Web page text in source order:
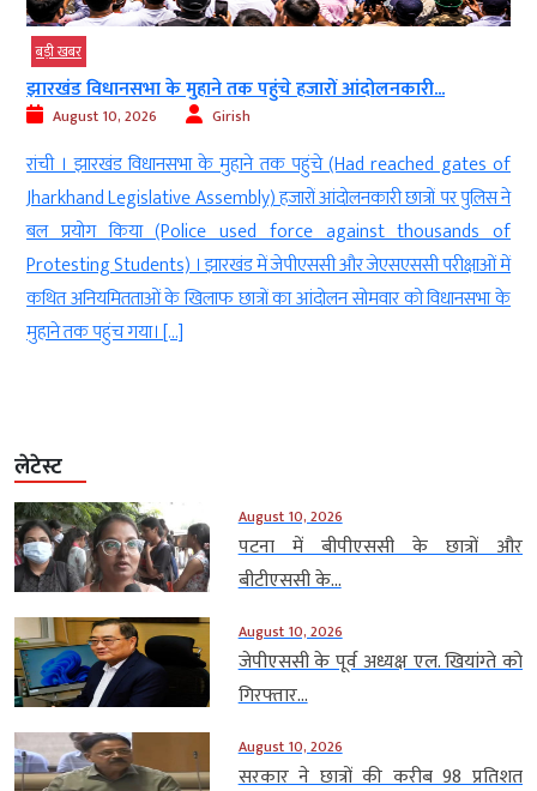
बड़ी खबर
सरकार छात्र आंदोलनों पर सदन में विस्तार से...
August 10, 2026 Girish
नई दिल्ली । केंद्रीय मंत्री किरेन रिजिजू (Union Minister Kiren Rijiju) ने कहा
कि छात्र आंदोलनों पर (On Student Movements) सरकार सदन में विस्तार
से चर्चा के लिए तैयार है (Government is ready for detailed
discussion in the House) । उन्होंने विपक्ष से अपील की कि चर्चा और
सरकार के जवाब के दौरान सदन में […]
लेटेस्ट
August 10, 2026
पटना में बीपीएससी के छात्रों और
बीटीएससी के...
August 10, 2026
जेपीएससी के पूर्व अध्यक्ष एल. खियांग्ते को
गिरफ्तार...
August 10, 2026
सरकार ने छात्रों की करीब 98 प्रतिशत